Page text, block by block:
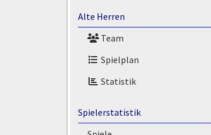
Alte Herren
Team
Spielplan
Statistik
Spielerstatistik